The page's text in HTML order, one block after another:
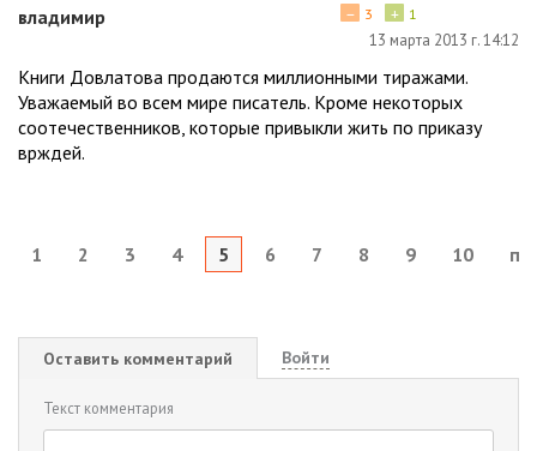
владимир + 1
− 3
13 марта 2013 г. 14:12
Книги Довлатова продаются миллионными тиражами.
Уважаемый во всем мире писатель. Кроме некоторых
соотечественников, которые привыкли жить по приказу
врждей.
1 2 3 4 5 6 7 8 9 10
Оставить комментарий Войти
Текст комментария